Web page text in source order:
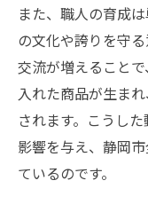
また、職人の育成
の文化や誇りを守
交流が増えること
入れた商品が生ま
されます。こうし
影響を与え、静岡
ているのです。